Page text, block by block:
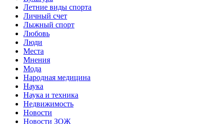
Летние виды спорта
Личный счет
Лыжный спорт
Любовь
Люди
Места
Мнения
Мода
Народная медицина
Наука
Наука и техника
Недвижимость
Новости
Новости ЗОЖ